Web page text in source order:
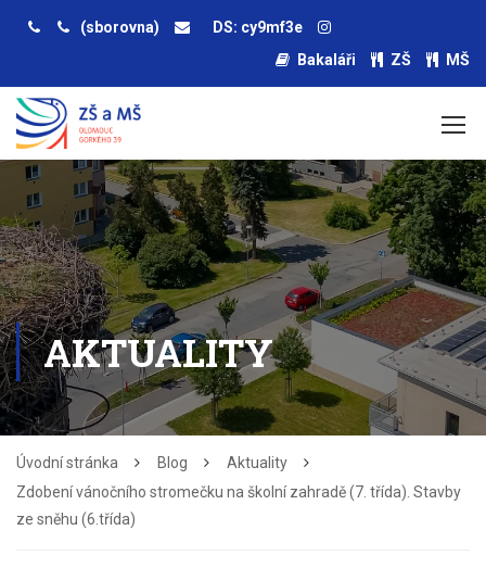
(sborovna)
DS: cy9mf3e
Bakaláři
ZŠ MŠ
AKTUALITY
Úvodní stránka Blog
Aktuality
Zdobení vánočního stromečku na školní zahradě (7. třída). Stavby
ze sněhu (6.třída)